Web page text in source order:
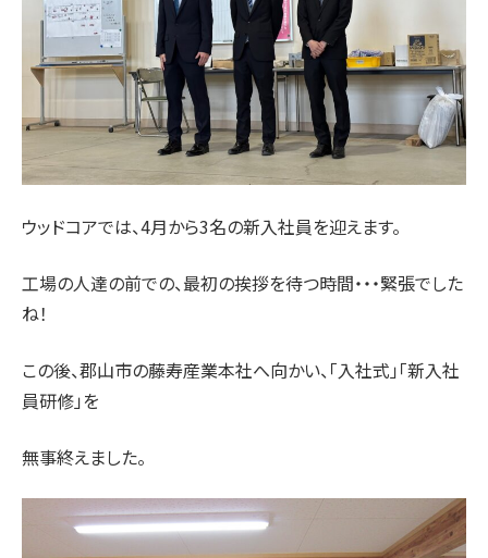
ウッドコアでは、4月から3名の新入社員を迎えます。
工場の人達の前での、最初の挨拶を待つ時間・・・緊張でした
ね！
この後、郡山市の藤寿産業本社へ向かい、「入社式」「新入社
員研修」を
無事終えました。